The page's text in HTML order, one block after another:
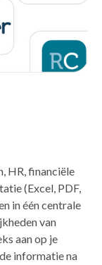
HR, financiële
(Excel, PDF,
in één centrale
van
aan op je
informatie na